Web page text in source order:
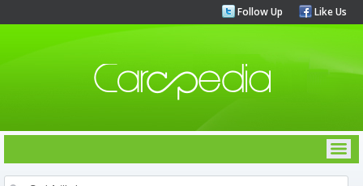
Follow Up Like Us